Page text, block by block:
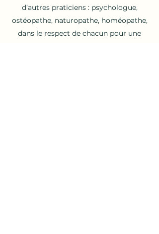
d’autres praticiens : psychologue,
ostéopathe, naturopathe, homéopathe,
dans le respect de chacun pour une